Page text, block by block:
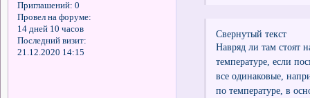
Приглашений: 0
Провел на форуме:
14 дней 10 часов
Последний визит:
21.12.2020 14:15
Свернутый текст
Навряд ли там стоят
температуре, если
все одинаковые,
по температуре, в